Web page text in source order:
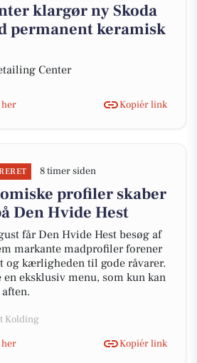
klargør ny Skoda
permanent keramisk
Center
Kopiér link
8 timer siden
profiler skaber
Den Hvide Hest
får Den Hvide Hest besøg af
markante madprofiler forener
og kærligheden til gode råvarer.
en eksklusiv menu, som kun kan
Kolding
Kopiér link